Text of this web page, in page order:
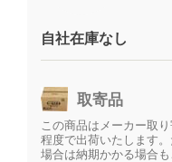
自社在庫なし
取寄品
この商品はメーカー取
程度で出荷いたします
場合は納期かかる場合